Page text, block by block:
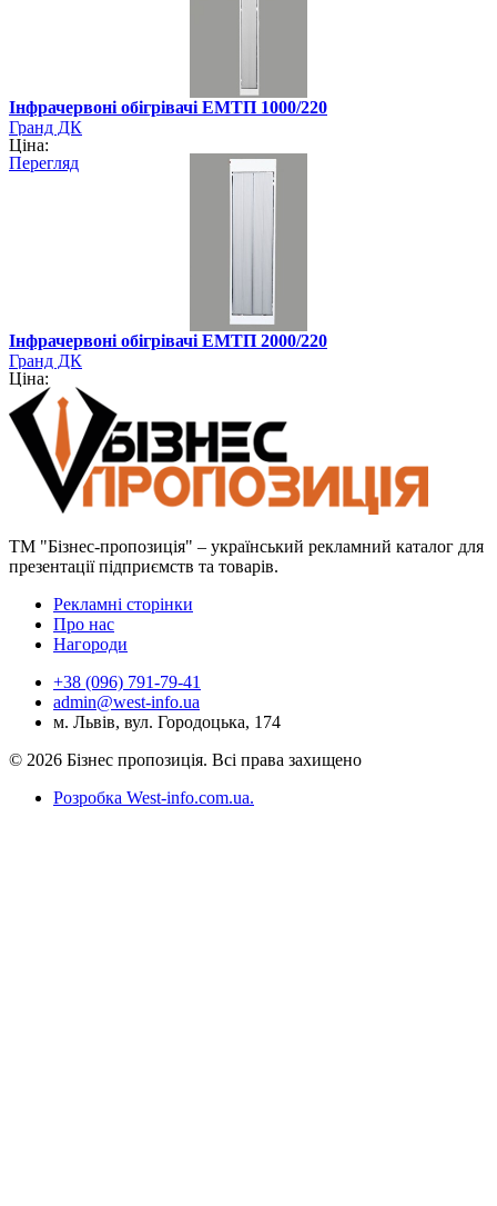
Інфрачервоні обігрівачі ЕМТП 1000/220
Гранд ДК
Ціна:
Перегляд
Інфрачервоні обігрівачі ЕМТП 2000/220
Гранд ДК
Ціна:
ТМ "Бізнес-пропозиція" – український рекламний каталог для
презентації підприємств та товарів.
Рекламні сторінки
Про нас
Нагороди
+38 (096) 791-79-41
admin@west-info.ua
м. Львів, вул. Городоцька, 174
© 2026 Бізнес пропозиція. Всі права захищено
Розробка West-info.com.ua.